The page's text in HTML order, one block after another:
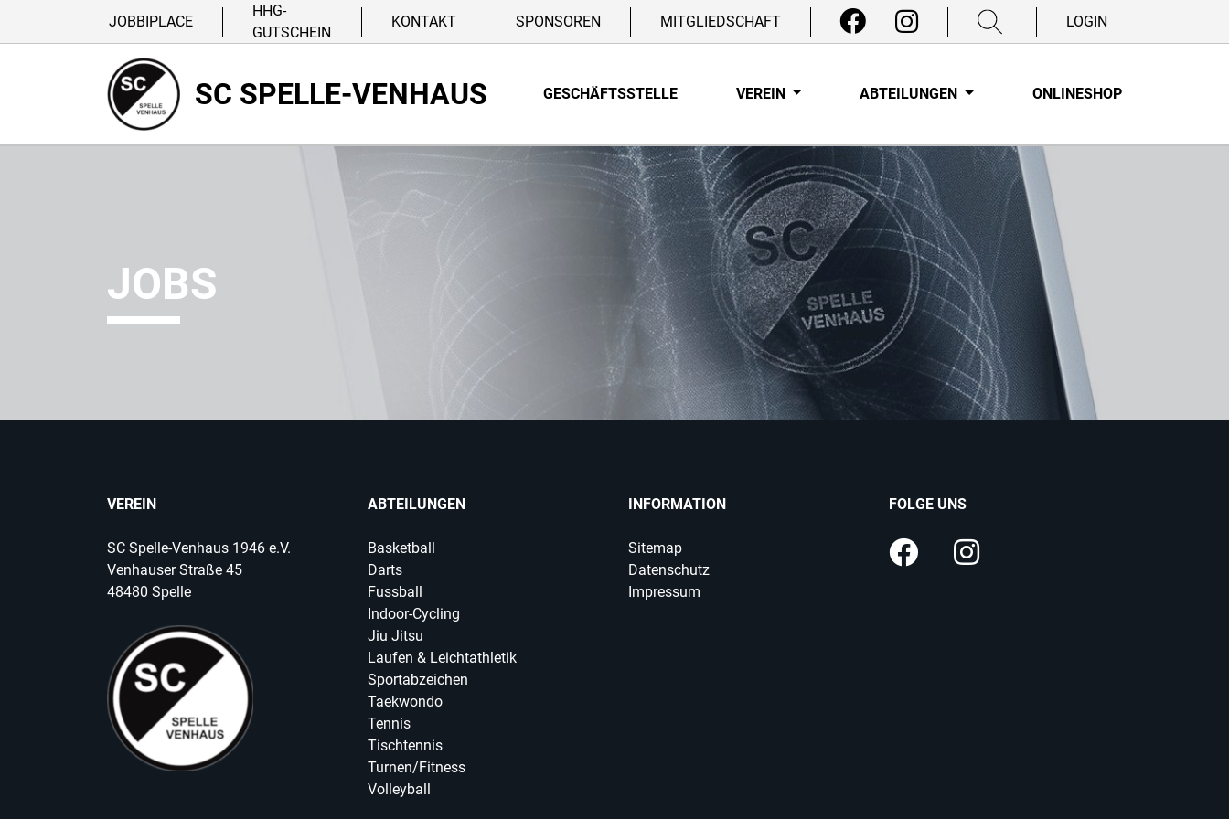
JOBBIPLACE
HHG-
GUTSCHEIN
KONTAKT SPONSOREN MITGLIEDSCHAFT LOGIN
SC SPELLE-VENHAUS GESCHÄFTSSTELLE VEREIN ABTEILUNGEN ONLINESHOP
JOBS
VEREIN
SC Spelle-Venhaus 1946 e.V.
Venhauser Straße 45
48480 Spelle
ABTEILUNGEN
Basketball
Darts
Fussball
Indoor-Cycling
Jiu Jitsu
Laufen & Leichtathletik
Sportabzeichen
Taekwondo
Tennis
Tischtennis
Turnen/Fitness
Volleyball
INFORMATION
Sitemap
Datenschutz
Impressum
FOLGE UNS